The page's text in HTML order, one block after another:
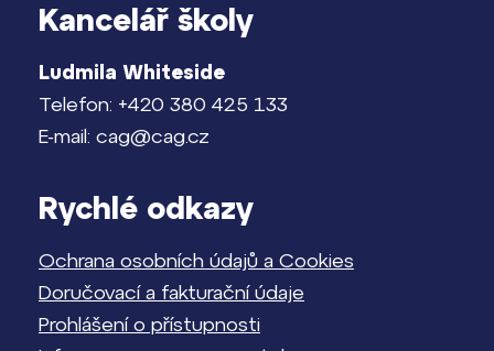
Kancelář školy
Ludmila Whiteside
Telefon: +420 380 425 133
E-mail: cag@cag.cz
Rychlé odkazy
Ochrana osobních údajů a Cookies
Doručovací a fakturační údaje
Prohlášení o přístupnosti